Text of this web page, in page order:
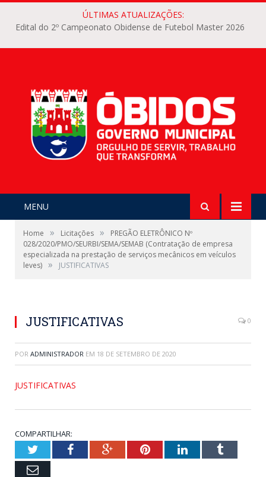
ÚLTIMAS ATUALIZAÇÕES:
Edital do 2º Campeonato Obidense de Futebol Master 2026
MENU
Home » Licitações »
PREGÃO ELETRÔNICO Nº
028/2020/PMO/SEURBI/SEMA/SEMAB (Contratação de empresa
especializada na prestação de serviços mecânicos em veículos
leves) » JUSTIFICATIVAS
JUSTIFICATIVAS 0
POR ADMINISTRADOR EM 18 DE SETEMBRO DE 2020
JUSTIFICATIVAS
COMPARTILHAR:
TwitterFacebookGoogle+PinterestLinkedInTumblr
Email